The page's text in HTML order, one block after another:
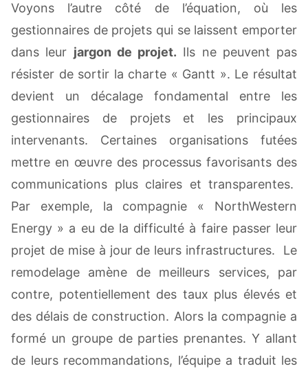
Voyons l’autre côté de l’équation, où les
gestionnaires de projets qui se laissent emporter
dans leur jargon de projet. Ils ne peuvent pas
résister de sortir la charte « Gantt ». Le résultat
devient un décalage fondamental entre les
gestionnaires de projets et les principaux
intervenants. Certaines organisations futées
mettre en œuvre des processus favorisants des
communications plus claires et transparentes.
Par exemple, la compagnie « NorthWestern
Energy » a eu de la difficulté à faire passer leur
projet de mise à jour de leurs infrastructures. Le
remodelage amène de meilleurs services, par
contre, potentiellement des taux plus élevés et
des délais de construction. Alors la compagnie a
formé un groupe de parties prenantes. Y allant
de leurs recommandations, l’équipe a traduit les